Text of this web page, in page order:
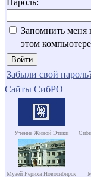
Пароль:
Запомнить меня
этом компьютере
Забыли свой
Сайты СибРО
Учение Живой Этики
Музей Рериха Новосибирск